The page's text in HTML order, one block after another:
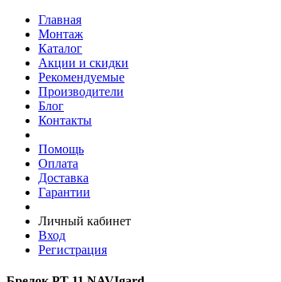
Главная
Монтаж
Каталог
Акции и скидки
Рекомендуемые
Производители
Блог
Контакты
Помощь
Оплата
Доставка
Гарантии
Личный кабинет
Вход
Регистрация